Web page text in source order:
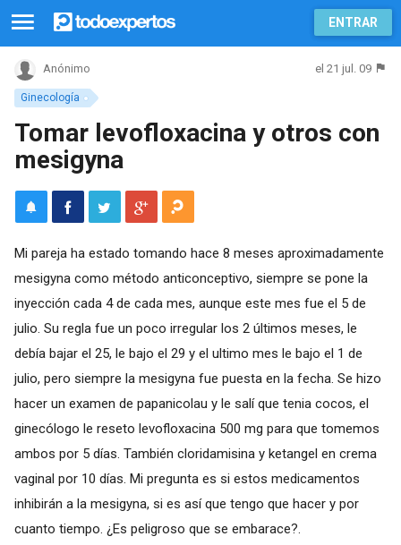
ENTRAR
Ginecología
Anónimo el 21 jul. 09
Tomar levofloxacina y otros con
mesigyna
Mi pareja ha estado tomando hace 8 meses aproximadamente
mesigyna como método anticonceptivo, siempre se pone la
inyección cada 4 de cada mes, aunque este mes fue el 5 de
julio. Su regla fue un poco irregular los 2 últimos meses, le
debía bajar el 25, le bajo el 29 y el ultimo mes le bajo el 1 de
julio, pero siempre la mesigyna fue puesta en la fecha. Se hizo
hacer un examen de papanicolau y le salí que tenia cocos, el
ginecólogo le reseto levofloxacina 500 mg para que tomemos
ambos por 5 días. También cloridamisina y ketangel en crema
vaginal por 10 días. Mi pregunta es si estos medicamentos
inhibirán a la mesigyna, si es así que tengo que hacer y por
cuanto tiempo. ¿Es peligroso que se embarace?.